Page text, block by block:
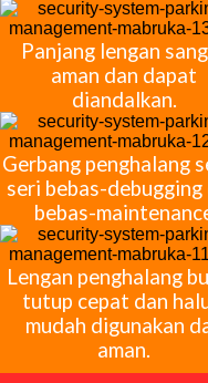
Panjang lengan
aman dan dapat
diandalkan.
Gerbang penghalang
seri bebas-debugging
bebas-
Lengan penghalang
tutup cepat dan
mudah digunakan
aman.